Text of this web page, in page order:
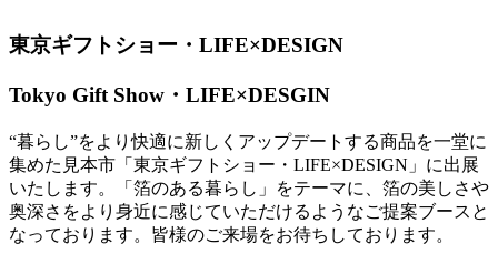
東京ギフトショー・LIFE×DESIGN
Tokyo Gift Show・LIFE×DESGIN
“暮らし”をより快適に新しくアップデートする商品を一堂に
集めた見本市「東京ギフトショー・LIFE×DESIGN」に出展
いたします。「箔のある暮らし」をテーマに、箔の美しさや
奥深さをより身近に感じていただけるようなご提案ブースと
なっております。皆様のご来場をお待ちしております。